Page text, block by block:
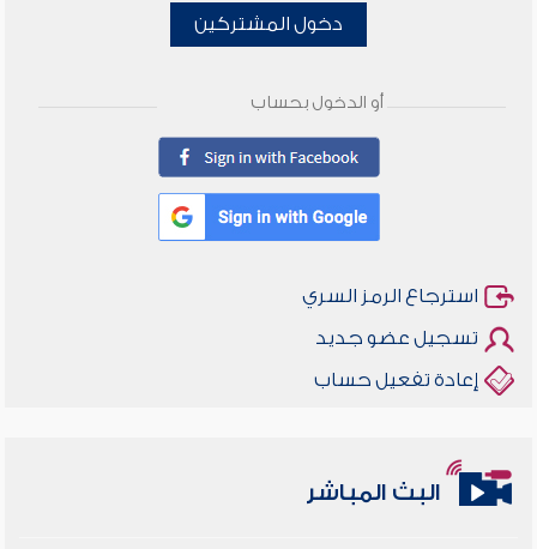
دخول المشتركين
أو الدخول بحساب
استرجاع الرمز السري
تسجيل عضو جديد
إعادة تفعيل حساب
البث المباشر
أخلاقنا أصالة ومعاصرة